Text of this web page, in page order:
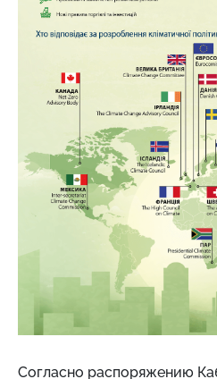
Согласно распоряжению